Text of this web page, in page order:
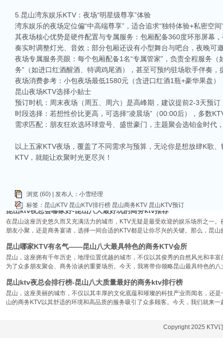
相关推荐
昆山ktv夜场哪里好玩-昆山八大便宜好玩的商务ktv会所排名
昆山天外天KTV以其优雅的环境和周到的服务著称。这里不仅拥有现代的音响设
响，给你带来无与伦比的视听享受。这里还提供多种酒水和小吃，确保你和朋友
昆山ktv哪个比较好-昆山八大比较好的ktv娱乐会所推荐
让我们一起来看看，昆山有哪些比较好的KTV娱乐会所，给你带来无与伦比的唱歌
KTV排名，带你领略一下这其中的魅力！
昆山ktv夜总会哪家好-昆山八大最好玩的商务ktv推荐
在昆山这座历史悠久而又充满活力的城市，KTV无疑是最受欢迎的娱乐场所之一
朋友小聚，还是商务宴请，选择一间合适的KTV都是让你尽兴的关键。那么，昆
昆山哪家KTV有名气——昆山八大最具特色的商务KTV会所
昆山，这座拥有千年历史，地理位置优越的城市，不仅以其俊秀的自然风光和丰
为了众多朋友聚会、商务洽谈的重要场所。今天，我将带你领略昆山最具特色的
昆山ktv夜总会排行榜-昆山八大质量最好的商务ktv排行榜
昆山，这座美丽的城市，不仅以其丰厚的文化底蕴和璀璨的科技产业而闻名，还
山的商务KTV以其舒适的环境和高品质的服务吸引了众多顾客。今天，我们就来
5.昆山湾东娱乐KTV：夜场“明星级尊享”体验
湾东娱乐的夜场定位偏“中高端尊享”，适合追求“独特体验+私密空
其夜场核心优势是硬件配置与专属服务：包厢配备360度环形屏幕
奏实时调整灯光、音效；部分包厢还设有小型舞台与吧台，夜晚可
夜场专属服务亮眼：每个包厢配备1名“专属管家”，负责全程服务
务”（如进口红酒醒酒、特调鸡尾酒），甚至可预约驻场歌手伴奏，
夜场消费参考：小包夜场最低1580元（含进口红酒1瓶+豪华果盘
昆山夜场KTV选择小贴士
预订时机：周末夜场（周五、周六）是高峰期，建议提前2-3天预
时段选择：若想性价比更高，可选择“凌晨场”（00:00后），多数
需求匹配：朋友狂欢选环球壹号、盛世豪门，主题聚会选铂金时代
以上五家KTV夜场，覆盖了不同需求与预算，无论你是想放肆K歌
KTV，就能让欢聚时光更尽兴！
浏览 (60) | 发布人：小雪经理
标签： 昆山KTV 昆山KTV排行榜 昆山商务KTV 昆山KTV预订
Copyright 2025 KTV